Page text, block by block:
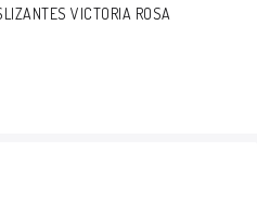
VICTORIA ROSA